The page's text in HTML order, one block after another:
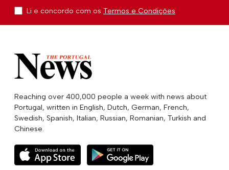
Li e concordo com os Termos e Condições
Reaching over 400,000 people a week with news about
Portugal, written in English, Dutch, German, French,
Swedish, Spanish, Italian, Russian, Romanian, Turkish and
Chinese.